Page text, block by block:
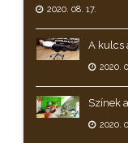
2020. 08. 17.
A kulcs
2020.
Színek
2020.